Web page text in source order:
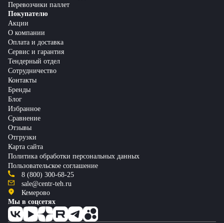
Перевозчики паллет
Покупателю
Акции
О компании
Оплата и доставка
Сервис и гарантия
Тендерный отдел
Сотрудничество
Контакты
Бренды
Блог
Избранное
Сравнение
Отзывы
Отгрузки
Карта сайта
Политика обработки персональных данных
Пользовательское соглашение
8 (800) 300-68-25
sale@centr-teh.ru
Кемерово
Мы в соцсетях